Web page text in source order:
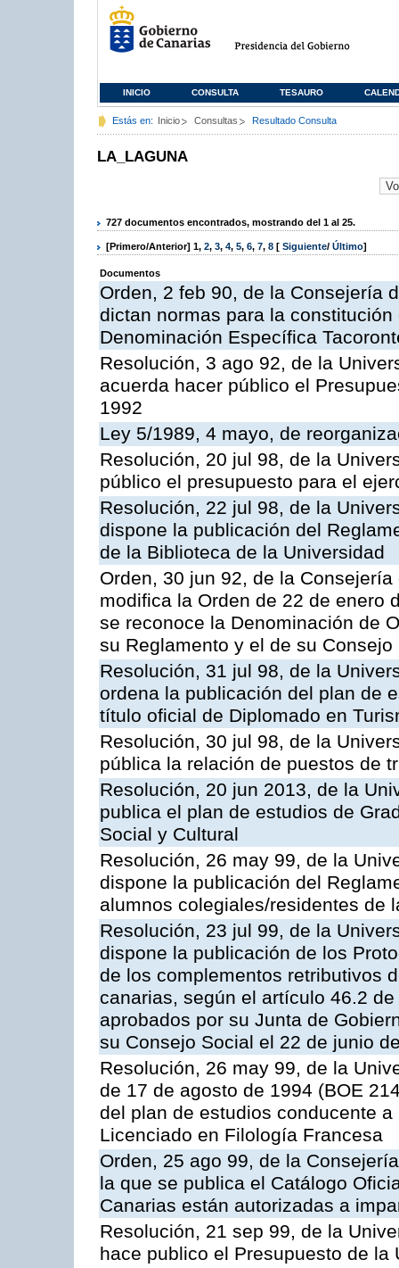
INICIO CONSULTA TESAURO
Estás en: Inicio Consultas Resultado Consulta
LA_LAGUNA
727 documentos encontrados, mostrando del 1 al 25.
[Primero/Anterior] 1, 2, 3, 4, 5, 6, 7, 8 [ Siguiente/ Último]
Documentos
Orden, 2 feb 90, de la Consejería
dictan normas para la
Denominación Específica
Resolución, 3 ago 92, de la
acuerda hacer público el
1992
Ley 5/1989, 4 mayo, de
Resolución, 20 jul 98, de la
público el presupuesto para el
Resolución, 22 jul 98, de la
dispone la publicación del
de la Biblioteca de la Universidad
Orden, 30 jun 92, de la
modifica la Orden de 22 de enero
se reconoce la Denominación de
su Reglamento y el de su Consejo
Resolución, 31 jul 98, de la
ordena la publicación del plan de
título oficial de Diplomado en
Resolución, 30 jul 98, de la
pública la relación de puestos de
Resolución, 20 jun 2013, de la
publica el plan de estudios de
Social y Cultural
Resolución, 26 may 99, de la
dispone la publicación del
alumnos colegiales/residentes de
Resolución, 23 jul 99, de la
dispone la publicación de los
de los complementos retributivos
canarias, según el artículo 46.2
aprobados por su Junta de
su Consejo Social el 22 de junio
Resolución, 26 may 99, de la
de 17 de agosto de 1994 (BOE
del plan de estudios conducente
Licenciado en Filología Francesa
Orden, 25 ago 99, de la
la que se publica el Catálogo
Canarias están autorizadas a
Resolución, 21 sep 99, de la
hace publico el Presupuesto de